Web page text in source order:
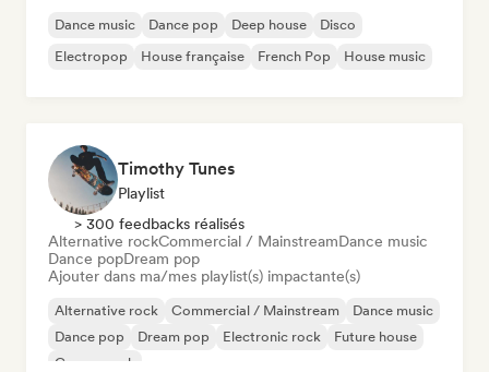
Dance music Dance pop Deep house
Disco
Electropop
House française French Pop House music
Timothy Tunes
Playlist
> 300 feedbacks réalisés
Alternative rockCommercial / MainstreamDance music
Dance popDream pop
Ajouter dans ma/mes playlist(s) impactante(s)
Alternative rock Commercial / Mainstream
Dance music
Dance pop
Dream pop Electronic rock
Future house
Garage rock